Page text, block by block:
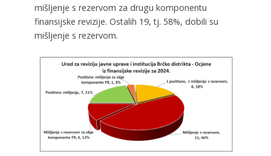
mišljenje s rezervom za drugu komponentu
finansijske revizije. Ostalih 19, tj. 58%, dobili su
mišljenje s rezervom.